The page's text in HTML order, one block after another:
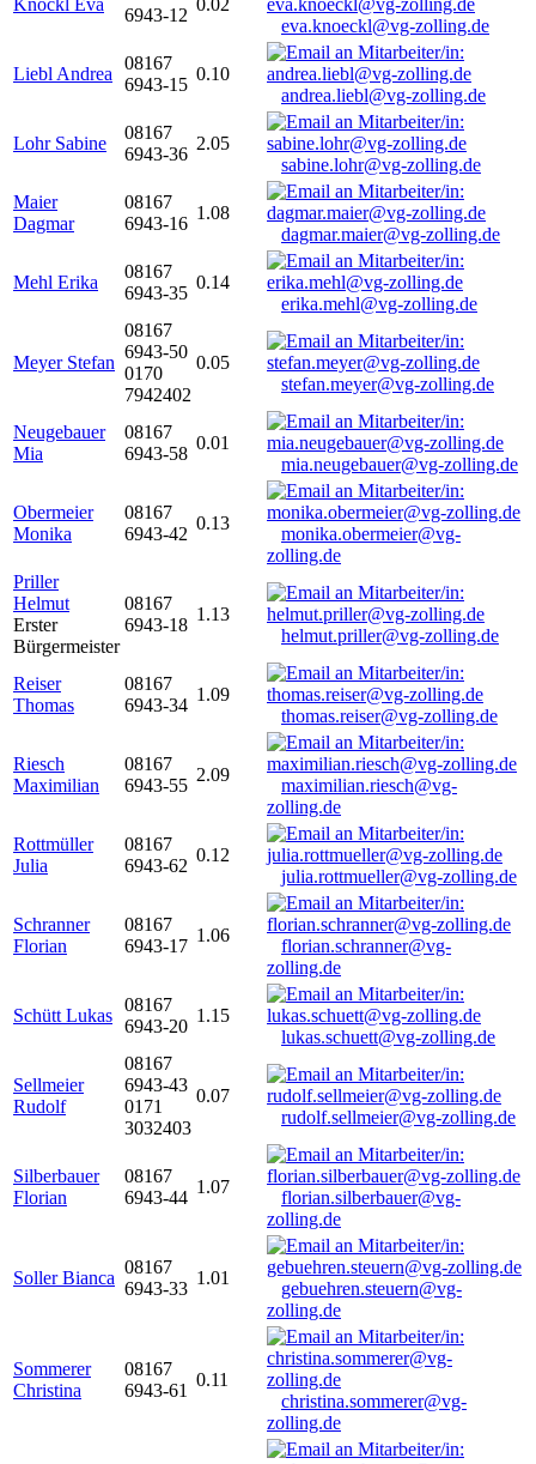
Knöckl Eva
6943-12
0.02
eva.knoeckl@vg-zolling.de
Liebl Andrea
08167
6943-15
0.10
andrea.liebl@vg-zolling.de
Lohr Sabine
08167
6943-36
2.05
sabine.lohr@vg-zolling.de
Maier
Dagmar
08167
6943-16
1.08
dagmar.maier@vg-zolling.de
Mehl Erika
08167
6943-35
0.14
erika.mehl@vg-zolling.de
Meyer Stefan
08167
6943-50
0170
7942402
0.05
stefan.meyer@vg-zolling.de
Neugebauer
Mia
08167
6943-58
0.01
mia.neugebauer@vg-zolling.de
Obermeier
Monika
08167
6943-42
0.13
monika.obermeier@vg-
zolling.de
Priller
Helmut
Erster
Bürgermeister
08167
6943-18
1.13
helmut.priller@vg-zolling.de
Reiser
Thomas
08167
6943-34
1.09
thomas.reiser@vg-zolling.de
Riesch
Maximilian
08167
6943-55
2.09
maximilian.riesch@vg-
zolling.de
Rottmüller
Julia
08167
6943-62
0.12
julia.rottmueller@vg-zolling.de
Schranner
Florian
08167
6943-17
1.06
florian.schranner@vg-
zolling.de
Schütt Lukas
08167
6943-20
1.15
lukas.schuett@vg-zolling.de
Sellmeier
Rudolf
08167
6943-43
0171
3032403
0.07
rudolf.sellmeier@vg-zolling.de
Silberbauer
Florian
08167
6943-44
1.07
florian.silberbauer@vg-
zolling.de
Soller Bianca
08167
6943-33
1.01
gebuehren.steuern@vg-
zolling.de
Sommerer
Christina
08167
6943-61
0.11
christina.sommerer@vg-
zolling.de